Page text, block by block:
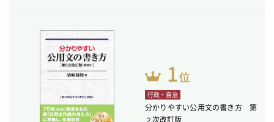
行政・自治
分かりやすい公用文の書き方 第
２次改訂版